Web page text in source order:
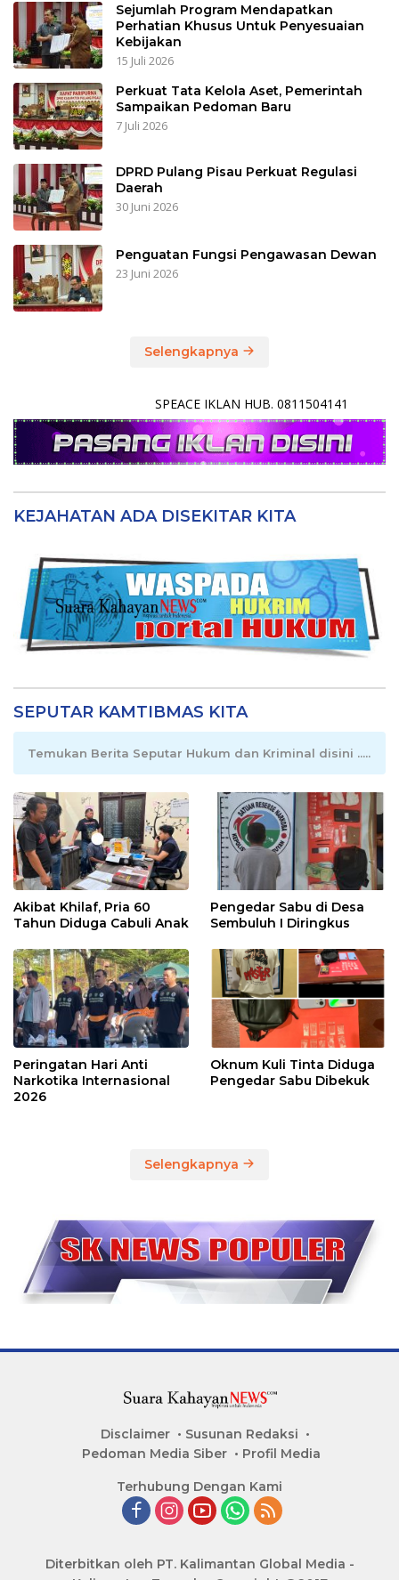
Sejumlah Program Mendapatkan
Perhatian Khusus Untuk Penyesuaian
Kebijakan
15 Juli 2026
Perkuat Tata Kelola Aset, Pemerintah
Sampaikan Pedoman Baru
7 Juli 2026
DPRD Pulang Pisau Perkuat Regulasi
Daerah
30 Juni 2026
Penguatan Fungsi Pengawasan Dewan
23 Juni 2026
Selengkapnya
SPEACE IKLAN HUB. 0811504141
KEJAHATAN ADA DISEKITAR KITA
SEPUTAR KAMTIBMAS KITA
Temukan Berita Seputar Hukum dan Kriminal disini .....
Akibat Khilaf, Pria 60
Tahun Diduga Cabuli Anak
Pengedar Sabu di Desa
Sembuluh I Diringkus
Peringatan Hari Anti
Narkotika Internasional
2026
Oknum Kuli Tinta Diduga
Pengedar Sabu Dibekuk
Selengkapnya
Disclaimer
Susunan Redaksi
Pedoman Media Siber
Profil Media
Terhubung Dengan Kami
Diterbitkan oleh PT. Kalimantan Global Media -